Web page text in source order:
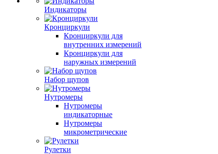
Индикаторы
Кронциркули
Кронциркули для
внутренних измерений
Кронциркули для
наружных измерений
Набор щупов
Нутромеры
Нутромеры
индикаторные
Нутромеры
микрометрические
Рулетки